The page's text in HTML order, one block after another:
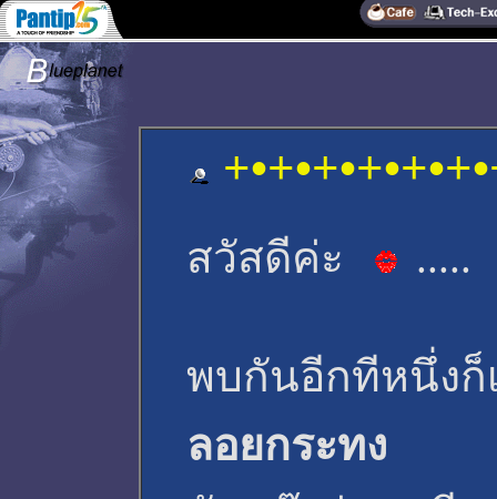
สวัสดีค่ะ .....
พบกันอีกทีหนึ่งก็
ลอยกระทง